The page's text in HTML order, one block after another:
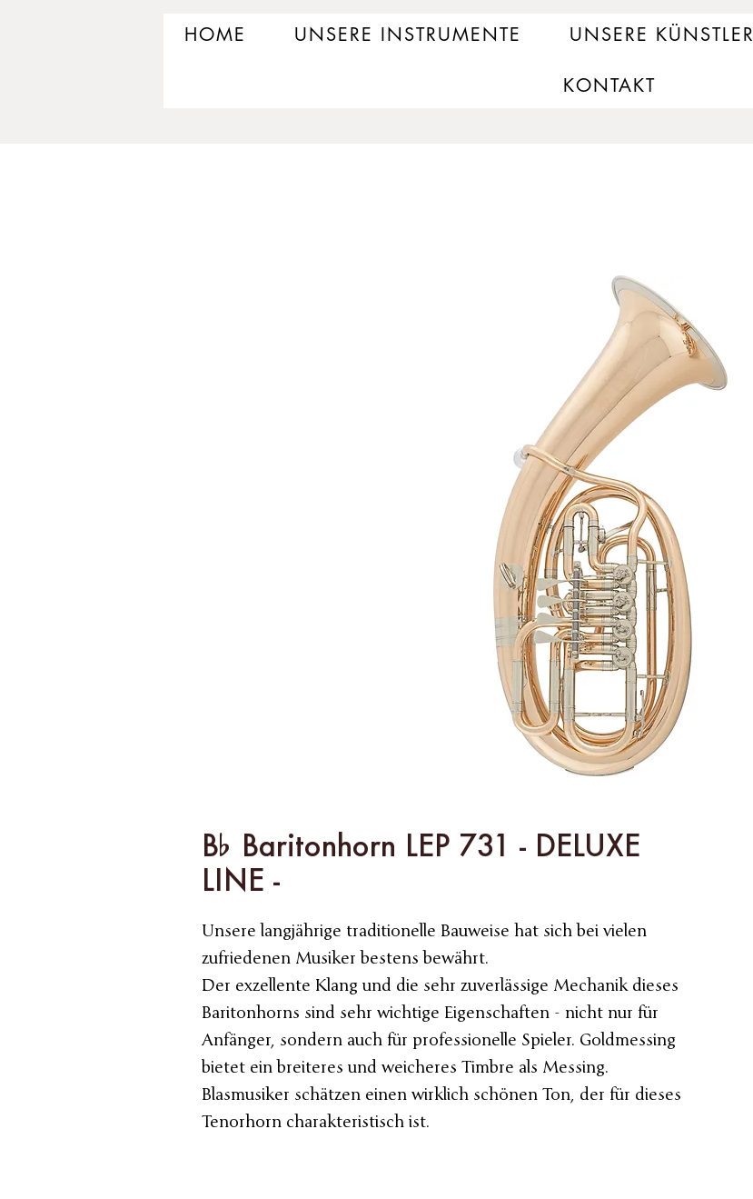
HOME UNSERE INSTRUMENTE UNSERE KÜNSTLER
KONTAKT
B% Baritonhorn LEP 731 - DELUXE
LINE -
Unsere langjährige traditionelle Bauweise hat sich bei vielen
zufriedenen Musiker bestens bewährt.
Der exzellente Klang und die sehr zuverlässige Mechanik dieses
Baritonhorns sind sehr wichtige Eigenschaften - nicht nur für
Anfänger, sondern auch für professionelle Spieler. Goldmessing
bietet ein breiteres und weicheres Timbre als Messing.
Blasmusiker schätzen einen wirklich schönen Ton, der für dieses
Tenorhorn charakteristisch ist.